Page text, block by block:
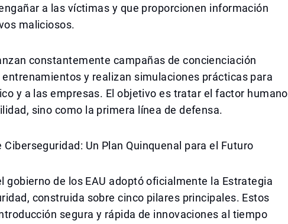
a las víctimas y que proporcionen información
maliciosos.
constantemente campañas de concienciación
y realizan simulaciones prácticas para
y a las empresas. El objetivo es tratar el factor humano
sino como la primera línea de defensa.
Un Plan Quinquenal para el Futuro
gobierno de los EAU adoptó oficialmente la Estrategia
construida sobre cinco pilares principales. Estos
segura y rápida de innovaciones al tiempo